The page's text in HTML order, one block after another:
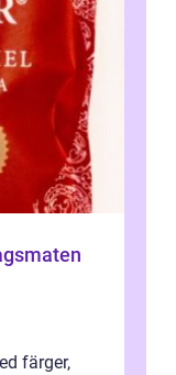
färger,